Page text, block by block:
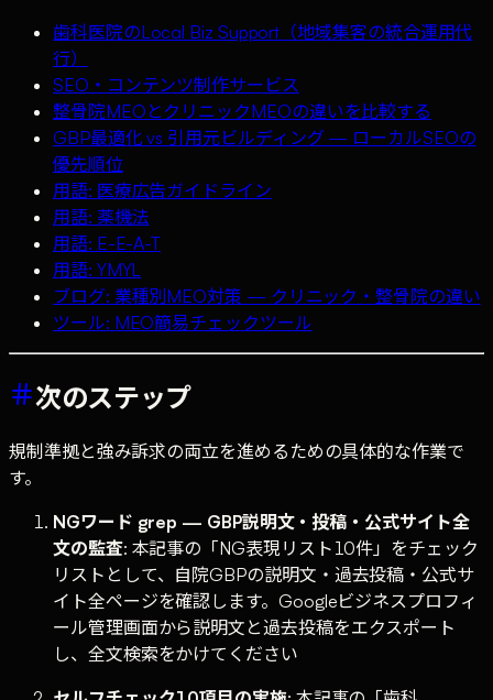
歯科医院のLocal Biz Support（地域集客の統合運用代
行）
SEO・コンテンツ制作サービス
整骨院MEOとクリニックMEOの違いを比較する
GBP最適化 vs 引用元ビルディング — ローカルSEOの
優先順位
用語: 医療広告ガイドライン
用語: 薬機法
用語: E-E-A-T
用語: YMYL
ブログ: 業種別MEO対策 — クリニック・整骨院の違い
ツール: MEO簡易チェックツール
次のステップ
規制準拠と強み訴求の両立を進めるための具体的な作業で
す。
NGワード grep — GBP説明文・投稿・公式サイト全
文の監査: 本記事の「NG表現リスト10件」をチェック
リストとして、自院GBPの説明文・過去投稿・公式サ
イト全ページを確認します。Googleビジネスプロフィ
ール管理画面から説明文と過去投稿をエクスポート
し、全文検索をかけてください